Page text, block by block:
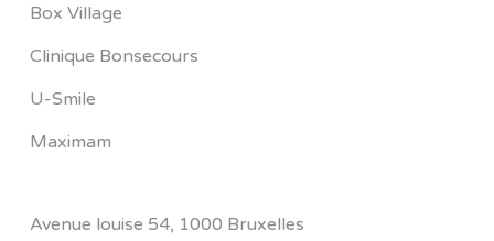
Box Village
Clinique Bonsecours
U-Smile
Maximam
Avenue louise 54, 1000 Bruxelles